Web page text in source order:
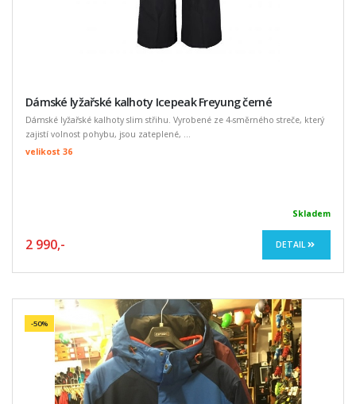
Dámské lyžařské kalhoty Icepeak Freyung černé
Dámské lyžařské kalhoty slim střihu. Vyrobené ze 4-směrného streče, který
zajistí volnost pohybu, jsou zateplené, ...
velikost 36
Skladem
2 990,- DETAIL
-50%